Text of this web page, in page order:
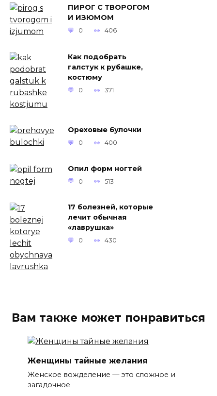
ПИРОГ С ТВОРОГОМ
И ИЗЮМОМ
0 406
Как подобрать
галстук к рубашке,
костюму
0 371
Ореховые булочки
0 400
Опил форм ногтей
0 513
17 болезней, которые
лечит обычная
«лаврушка»
0 430
Вам также может понравиться
Женщины тайные желания
Женское вожделение — это сложное и
загадочное